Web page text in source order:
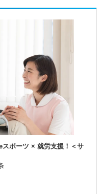
スポーツ × 就労支援！＜サ